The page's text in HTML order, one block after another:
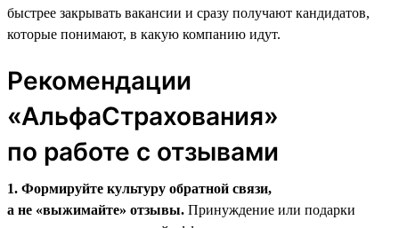
быстрее закрывать вакансии и сразу получают кандидатов,
которые понимают, в какую компанию идут.
Рекомендации
«АльфаСтрахования»
по работе с отзывами
1. Формируйте культуру обратной связи,
а не «выжимайте» отзывы. Принуждение или подарки